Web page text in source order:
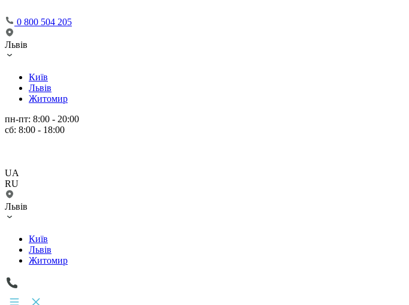
0 800 504 205
Львів
Київ
Львів
Житомир
пн-пт: 8:00 - 20:00
сб: 8:00 - 18:00
UA
RU
Львів
Київ
Львів
Житомир